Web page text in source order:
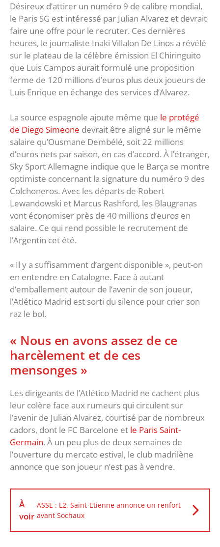
Désireux d’attirer un numéro 9 de calibre mondial,
le Paris SG est intéressé par Julian Alvarez et devrait
faire une offre pour le recruter. Ces dernières
heures, le journaliste Inaki Villalon De Linos a révélé
sur le plateau de la célèbre émission El Chiringuito
que Luis Campos aurait formulé une proposition
ferme de 120 millions d’euros plus deux joueurs de
Luis Enrique en échange des services d’Alvarez.
La source espagnole ajoute même que le protégé
de Diego Simeone devrait être aligné sur le même
salaire qu’Ousmane Dembélé, soit 22 millions
d’euros nets par saison, en cas d’accord. À l’étranger,
Sky Sport Allemagne indique que le Barça se montre
optimiste concernant la signature du numéro 9 des
Colchoneros. Avec les départs de Robert
Lewandowski et Marcus Rashford, les Blaugranas
vont économiser près de 40 millions d’euros en
salaire. Ce qui rend possible le recrutement de
l’Argentin cet été.
« Il y a suffisamment d’argent disponible », peut-on
en entendre en Catalogne. Face à autant
d’emballement autour de l’avenir de son joueur,
l’Atlético Madrid est sorti du silence pour crier son
raz le bol.
« Nous en avons assez de ce
harcèlement et de ces
mensonges »
Les dirigeants de l’Atlético Madrid ne cachent plus
leur colère face aux rumeurs qui circulent sur
l’avenir de Julian Alvarez, courtisé par de nombreux
cadors, dont le FC Barcelone et le Paris Saint-
Germain. À un peu plus de deux semaines de
l’ouverture du mercato estival, le club madrilène
annonce que son joueur n’est pas à vendre.
À
voir
ASSE : L2, Saint-Etienne annonce un renfort
avant Sochaux